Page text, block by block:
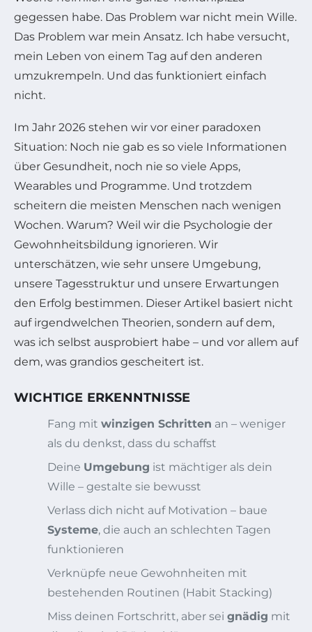
gegessen habe. Das Problem war nicht mein Wille.
Das Problem war mein Ansatz. Ich habe versucht,
mein Leben von einem Tag auf den anderen
umzukrempeln. Und das funktioniert einfach
nicht.
Im Jahr 2026 stehen wir vor einer paradoxen
Situation: Noch nie gab es so viele Informationen
über Gesundheit, noch nie so viele Apps,
Wearables und Programme. Und trotzdem
scheitern die meisten Menschen nach wenigen
Wochen. Warum? Weil wir die Psychologie der
Gewohnheitsbildung ignorieren. Wir
unterschätzen, wie sehr unsere Umgebung,
unsere Tagesstruktur und unsere Erwartungen
den Erfolg bestimmen. Dieser Artikel basiert nicht
auf irgendwelchen Theorien, sondern auf dem,
was ich selbst ausprobiert habe – und vor allem auf
dem, was grandios gescheitert ist.
WICHTIGE ERKENNTNISSE
Fang mit winzigen Schritten an – weniger
als du denkst, dass du schaffst
Deine Umgebung ist mächtiger als dein
Wille – gestalte sie bewusst
Verlass dich nicht auf Motivation – baue
Systeme, die auch an schlechten Tagen
funktionieren
Verknüpfe neue Gewohnheiten mit
bestehenden Routinen (Habit Stacking)
Miss deinen Fortschritt, aber sei gnädig mit